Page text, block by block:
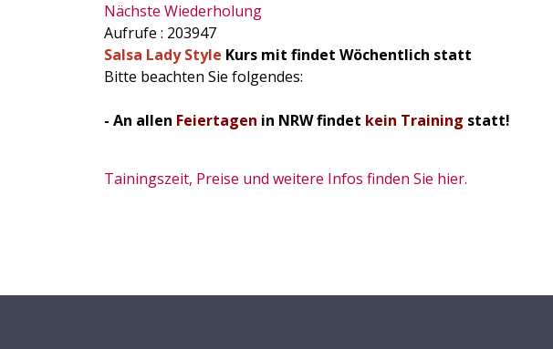
Nächste Wiederholung
Aufrufe : 203947
Salsa Lady Style Kurs mit findet Wöchentlich statt
Bitte beachten Sie folgendes:
- An allen Feiertagen in NRW findet kein Training statt!
Tainingszeit, Preise und weitere Infos finden Sie hier.